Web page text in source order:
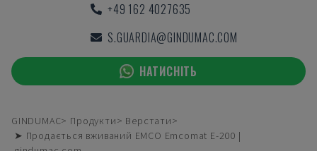
+49 162 4027635
S.GUARDIA@GINDUMAC.COM
НАТИСНІТЬ
GINDUMAC Продукти
Верстати
➤ Продається вживаний EMCO Emcomat E-200 |